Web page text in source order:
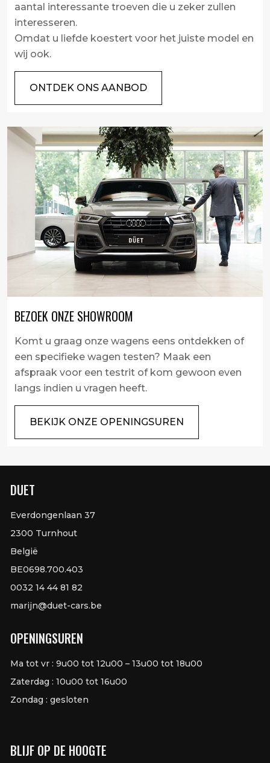
aantal interessante troeven die u zeker zullen
interesseren.
Omdat u liefde koestert voor het juiste model en
wij ook.
ONTDEK ONS AANBOD
BEZOEK ONZE SHOWROOM
Komt u graag onze wagens eens ontdekken of
een specifieke wagen testen? Maak een
afspraak voor een testrit of kom gewoon even
langs indien u vragen heeft.
BEKIJK ONZE OPENINGSUREN
DUET
Everdongenlaan 37
2300 Turnhout
België
BE0698.700.403
0032 14 44 81 82
marijn@duet-cars.be
OPENINGSUREN
Ma tot vr : 9u00 tot 12u00 – 13u00 tot 18u00
Zaterdag : 10u00 tot 16u00
Zondag : gesloten
BLIJF OP DE HOOGTE